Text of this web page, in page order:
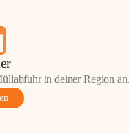
in deiner Region